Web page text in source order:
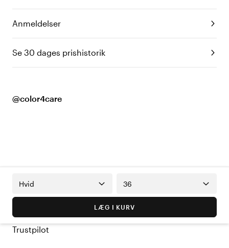
Anmeldelser
Se 30 dages prishistorik
@color4care
Hvid 36
LÆG I KURV
Trustpilot